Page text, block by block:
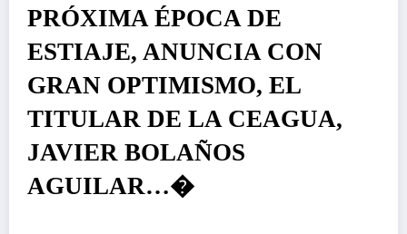
PRÓXIMA ÉPOCA DE
ESTIAJE, ANUNCIA CON
GRAN OPTIMISMO, EL
TITULAR DE LA CEAGUA,
JAVIER BOLAÑOS
AGUILAR…�